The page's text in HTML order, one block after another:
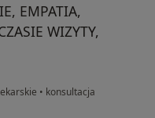
EMPATIA,
WIZYTY,
• konsultacja